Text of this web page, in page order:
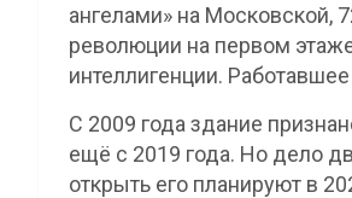
ангелами» на Московской,
революции на первом
интеллигенции.
С 2009 года здание
ещё с 2019 года. Но дело
открыть его планируют в